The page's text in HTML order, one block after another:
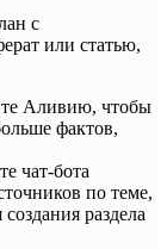
с
или статью,
Аливию, чтобы
фактов,
чат-бота
по теме,
раздела